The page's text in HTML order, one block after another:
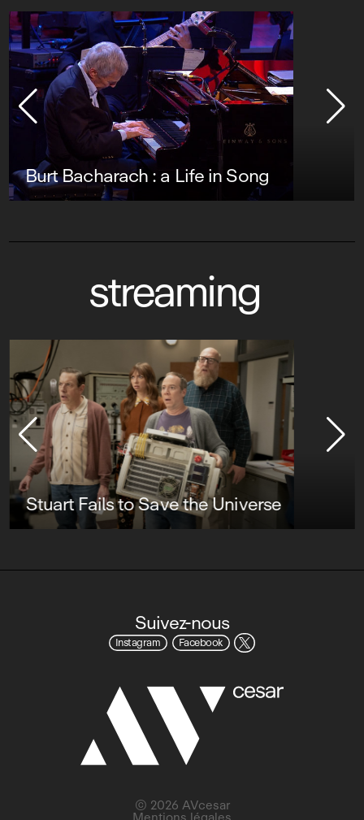
Burt Bacharach : a Life in Song
streaming
Stuart Fails to Save the Universe
Suivez-nous
Instagram Facebook
© 2026 AVcesar